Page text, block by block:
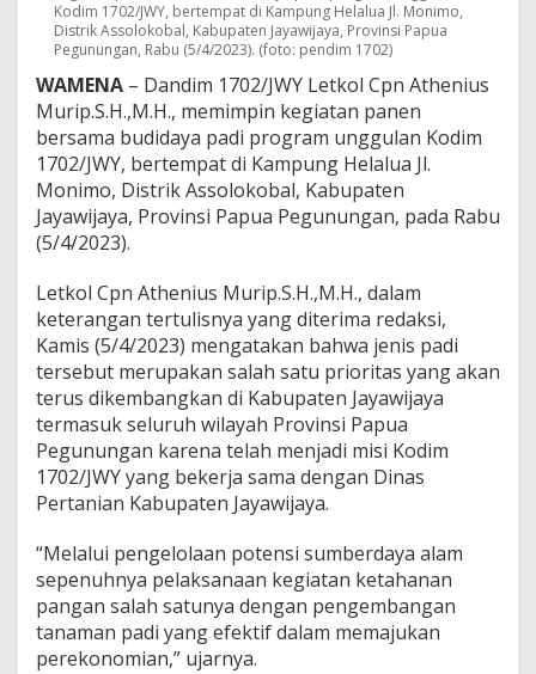
1
7
0
2
/
J
W
Y
P
i
m
n
P
a
n
e
n
B
e
r
s
a
a
Kodim 1702/JWY, bertempat di Kampung Helalua Jl. Monimo,
Distrik Assolokobal, Kabupaten Jayawijaya, Provinsi Papua
Pegunungan, Rabu (5/4/2023). (foto: pendim 1702)
WAMENA – Dandim 1702/JWY Letkol Cpn Athenius
Murip.S.H.,M.H., memimpin kegiatan panen
bersama budidaya padi program unggulan Kodim
1702/JWY, bertempat di Kampung Helalua Jl.
Monimo, Distrik Assolokobal, Kabupaten
Jayawijaya, Provinsi Papua Pegunungan, pada Rabu
(5/4/2023).
Letkol Cpn Athenius Murip.S.H.,M.H., dalam
keterangan tertulisnya yang diterima redaksi,
Kamis (5/4/2023) mengatakan bahwa jenis padi
tersebut merupakan salah satu prioritas yang akan
terus dikembangkan di Kabupaten Jayawijaya
termasuk seluruh wilayah Provinsi Papua
Pegunungan karena telah menjadi misi Kodim
1702/JWY yang bekerja sama dengan Dinas
Pertanian Kabupaten Jayawijaya.
“Melalui pengelolaan potensi sumberdaya alam
sepenuhnya pelaksanaan kegiatan ketahanan
pangan salah satunya dengan pengembangan
tanaman padi yang efektif dalam memajukan
perekonomian,” ujarnya.